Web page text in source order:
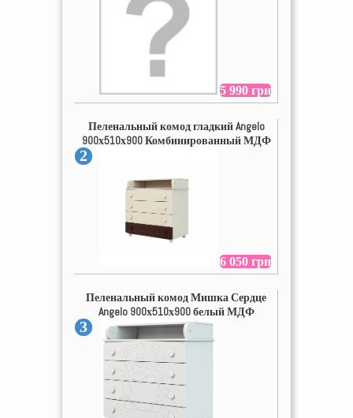
5 990 грн
Пеленальный комод гладкий Angelo
900х510х900 Комбинированный МДФ
2
6 050 грн
Пеленальный комод Мишка Сердце
Angelo 900х510х900 белый МДФ
3